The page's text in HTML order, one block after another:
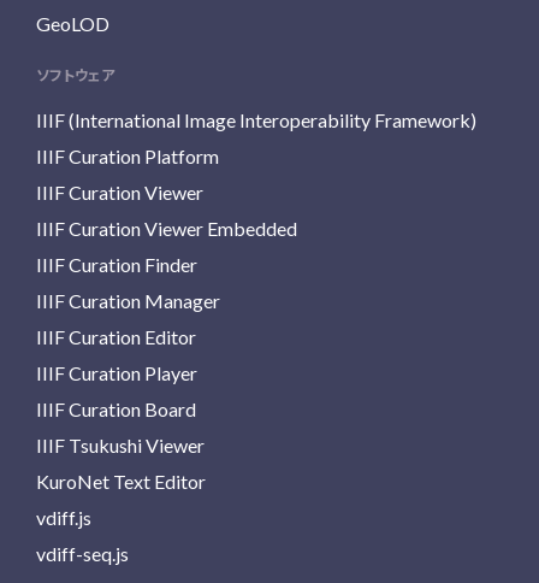
GeoLOD
ソフトウェア
IIIF (International Image Interoperability Framework)
IIIF Curation Platform
IIIF Curation Viewer
IIIF Curation Viewer Embedded
IIIF Curation Finder
IIIF Curation Manager
IIIF Curation Editor
IIIF Curation Player
IIIF Curation Board
IIIF Tsukushi Viewer
KuroNet Text Editor
vdiff.js
vdiff-seq.js